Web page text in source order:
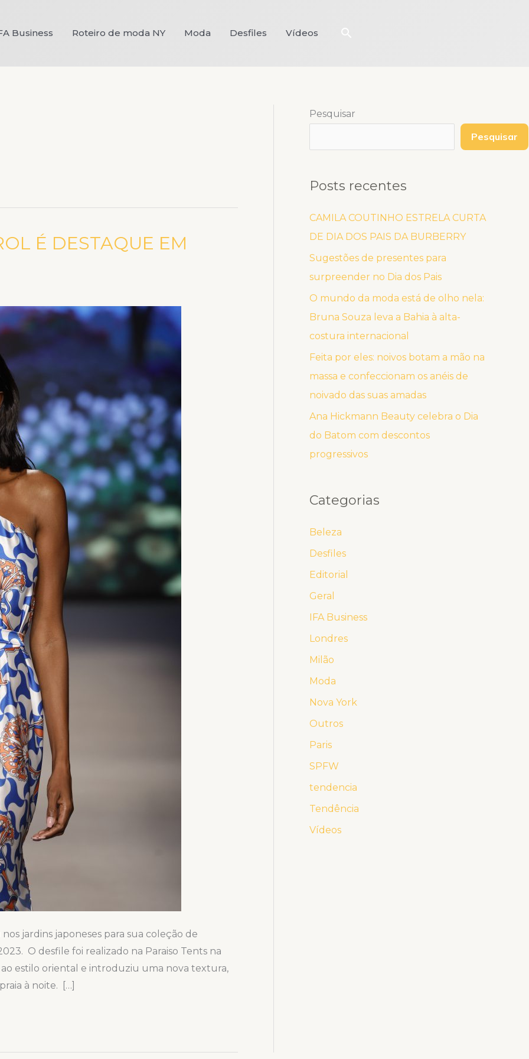
Business Roteiro de moda NY Moda Desfiles Vídeos Pesquisar
É DESTAQUE EM
jardins japoneses para sua coleção de
O desfile foi realizado na Paraiso Tents na
ao estilo oriental e introduziu uma nova textura,
à noite. […]
Pesquisar
Pesquisar
Posts recentes
CAMILA COUTINHO ESTRELA CURTA
DE DIA DOS PAIS DA BURBERRY
Sugestões de presentes para
surpreender no Dia dos Pais
O mundo da moda está de olho nela:
Bruna Souza leva a Bahia à alta-
costura internacional
Feita por eles: noivos botam a mão na
massa e confeccionam os anéis de
noivado das suas amadas
Ana Hickmann Beauty celebra o Dia
do Batom com descontos
progressivos
Categorias
Beleza
Desfiles
Editorial
Geral
IFA Business
Londres
Milão
Moda
Nova York
Outros
Paris
SPFW
tendencia
Tendência
Vídeos